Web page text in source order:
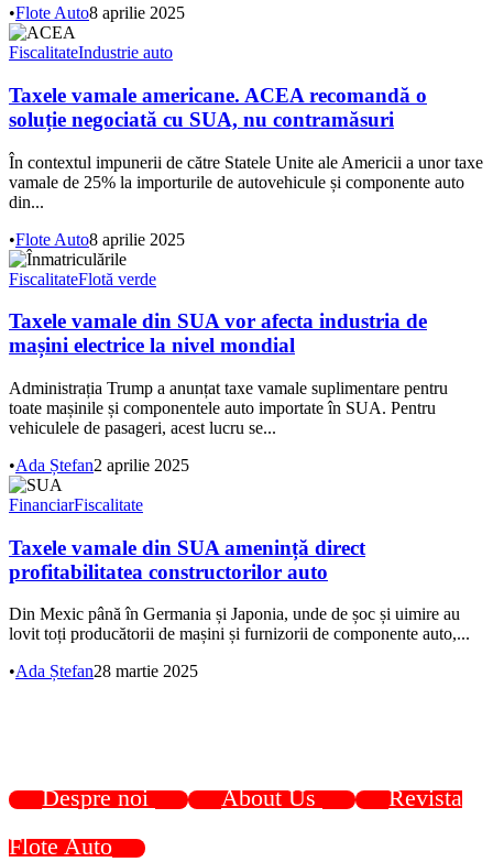
•Flote Auto8 aprilie 2025
FiscalitateIndustrie auto
Taxele vamale americane. ACEA recomandă o
soluție negociată cu SUA, nu contramăsuri
În contextul impunerii de către Statele Unite ale Americii a unor taxe
vamale de 25% la importurile de autovehicule și componente auto
din...
•Flote Auto8 aprilie 2025
FiscalitateFlotă verde
Taxele vamale din SUA vor afecta industria de
mașini electrice la nivel mondial
Administrația Trump a anunțat taxe vamale suplimentare pentru
toate mașinile și componentele auto importate în SUA. Pentru
vehiculele de pasageri, acest lucru se...
•Ada Ștefan2 aprilie 2025
FinanciarFiscalitate
Taxele vamale din SUA amenință direct
profitabilitatea constructorilor auto
Din Mexic până în Germania și Japonia, unde de șoc și uimire au
lovit toți producătorii de mașini și furnizorii de componente auto,...
•Ada Ștefan28 martie 2025
Despre noi About Us
Revista
Flote Auto